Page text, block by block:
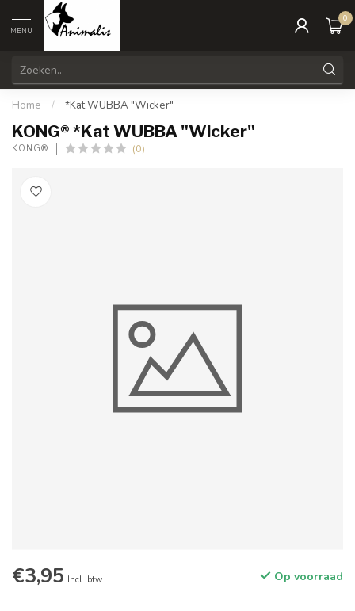
MENU
0
Home / *Kat WUBBA "Wicker"
KONG® *Kat WUBBA "Wicker"
KONG® (0)
€3,95 Incl. btw Op voorraad